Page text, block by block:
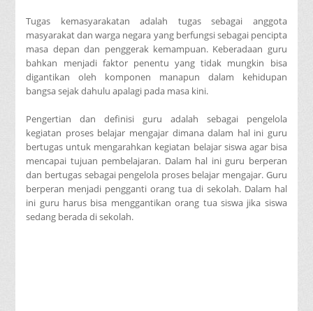
Tugas kemasyarakatan adalah tugas sebagai anggota
masyarakat dan warga negara yang berfungsi sebagai pencipta
masa depan dan penggerak kemampuan. Keberadaan guru
bahkan menjadi faktor penentu yang tidak mungkin bisa
digantikan oleh komponen manapun dalam kehidupan
bangsa sejak dahulu apalagi pada masa kini.
Pengertian dan definisi guru adalah sebagai pengelola
kegiatan proses belajar mengajar dimana dalam hal ini guru
bertugas untuk mengarahkan kegiatan belajar siswa agar bisa
mencapai tujuan pembelajaran. Dalam hal ini guru berperan
dan bertugas sebagai pengelola proses belajar mengajar. Guru
berperan menjadi pengganti orang tua di sekolah. Dalam hal
ini guru harus bisa menggantikan orang tua siswa jika siswa
sedang berada di sekolah.